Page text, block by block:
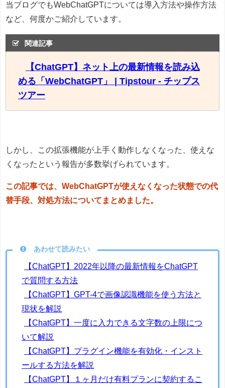
当ブログでもWebChatGPTについては導入方法や操作方法
など、何度かご紹介しています。
関連記事
【ChatGPT】ネット上の最新情報を読み込
める「WebChatGPT」 | Tipstour - チップス
ツアー
しかし、この拡張機能が上手く動作しなくなった、使えな
くなったという報告が多数挙げられています。
この記事では、WebChatGPTが使えなくなった状態での代
替手段、対処方法についてまとめました。
あわせて読みたい
【ChatGPT】2022年以降の最新情報をChatGPT
で質問する方法
【ChatGPT】GPT-4で画像認識機能を使う方法と
現状を解説
【ChatGPT】一度に入力できる文字数の上限につ
いて解説
【ChatGPT】プラグイン機能を有効化・インスト
ールする方法を解説
【ChatGPT】１ヶ月だけ有料プランに契約するこ